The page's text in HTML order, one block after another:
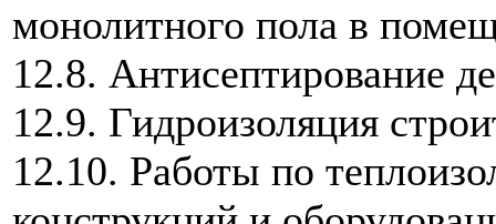
монолитного пола в
12.8. Антисептирование
12.9. Гидроизоляция
12.10. Работы по